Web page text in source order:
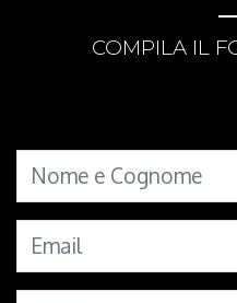
COMPILA IL